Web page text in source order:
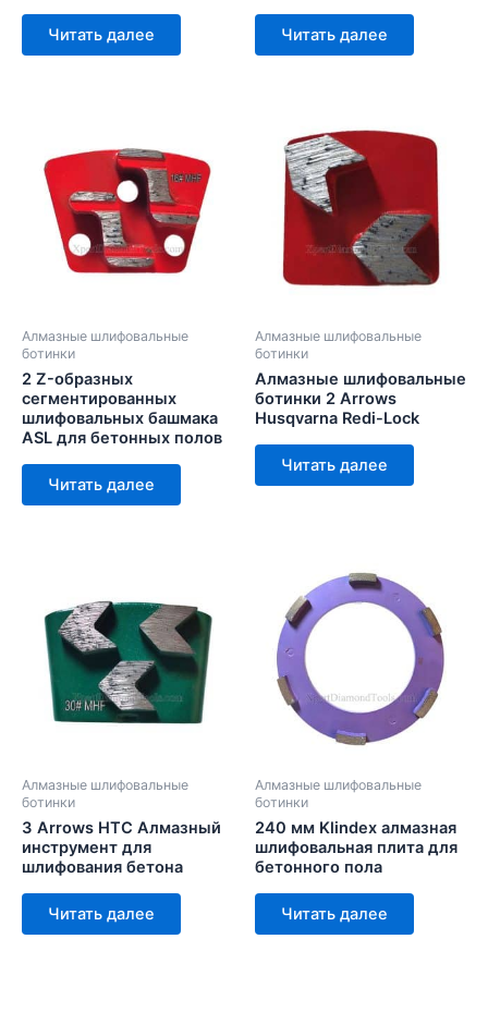
Читать далее Читать далее
Алмазные шлифовальные
ботинки
2 Z-образных
сегментированных
шлифовальных башмака
ASL для бетонных полов
Читать далее
Алмазные шлифовальные
ботинки
Алмазные шлифовальные
ботинки 2 Arrows
Husqvarna Redi-Lock
Читать далее
Алмазные шлифовальные
ботинки
3 Arrows HTC Алмазный
инструмент для
шлифования бетона
Читать далее
Алмазные шлифовальные
ботинки
240 мм Klindex алмазная
шлифовальная плита для
бетонного пола
Читать далее